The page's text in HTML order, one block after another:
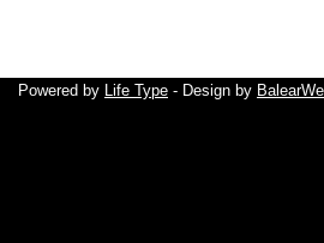
Powered by Life Type - Design by